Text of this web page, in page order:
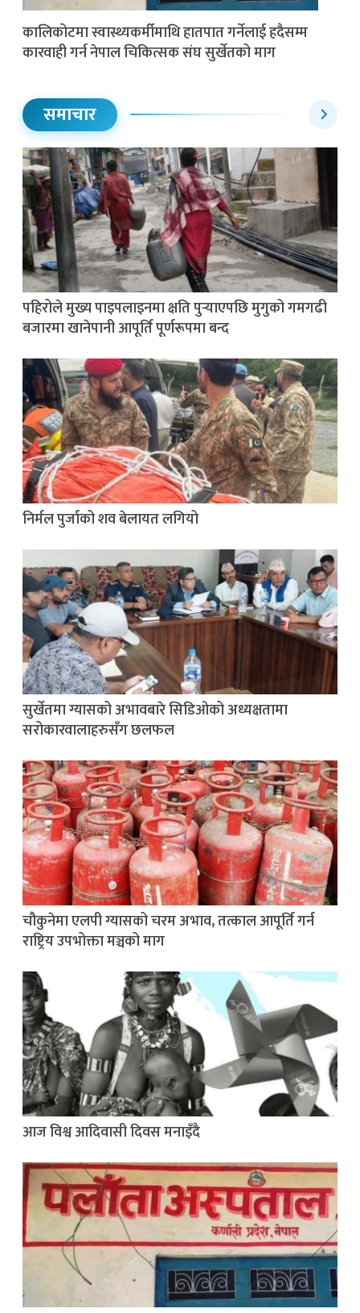
कालिकोटमा स्वास्थ्यकर्मीमाथि हातपात गर्नेलाई हदैसम्म
कारवाही गर्न नेपाल चिकित्सक संघ सुर्खेतको माग
समाचार
पहिरोले मुख्य पाइपलाइनमा क्षति पुर्‍याएपछि मुगुको गमगढी
बजारमा खानेपानी आपूर्ति पूर्णरूपमा बन्द
निर्मल पुर्जाको शव बेलायत लगियो
सुर्खेतमा ग्यासको अभावबारे सिडिओको अध्यक्षतामा
सरोकारवालाहरुसँग छलफल
चौकुनेमा एलपी ग्यासको चरम अभाव, तत्काल आपूर्ति गर्न
राष्ट्रिय उपभोक्ता मञ्चको माग
आज विश्व आदिवासी दिवस मनाइँदै